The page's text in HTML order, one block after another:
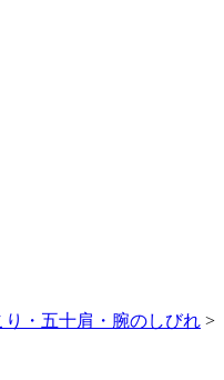
り・五十肩・腕のしびれ >